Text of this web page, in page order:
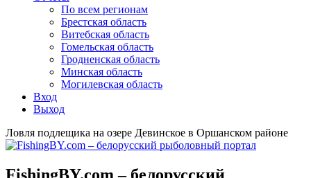
По всем регионам
Брестская область
Витебская область
Гомельская область
Гродненская область
Минская область
Могилевская область
Вход
Выход
Ловля подлещика на озере Девинское в Оршанском районе
FishingBY.com – белорусский